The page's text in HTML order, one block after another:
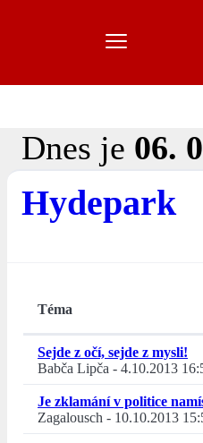
Dnes je 06.
Hydepark
Téma
Sejde z očí, sejde z mysli!
Babča Lipča - 4.10.2013
Je zklamání v politice
Zagalousch - 10.10.2013